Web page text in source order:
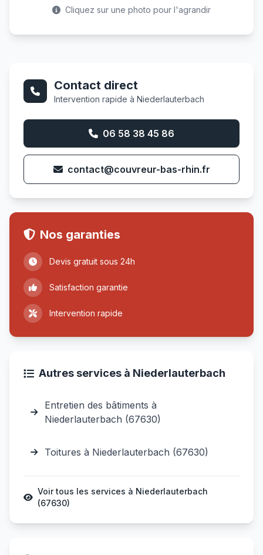
Cliquez sur une photo pour l'agrandir
Contact direct
Intervention rapide à Niederlauterbach
06 58 38 45 86
contact@couvreur-bas-rhin.fr
Nos garanties
Devis gratuit sous 24h
Satisfaction garantie
Intervention rapide
Autres services à Niederlauterbach
Entretien des bâtiments à
Niederlauterbach (67630)
Toitures à Niederlauterbach (67630)
Voir tous les services à Niederlauterbach
(67630)